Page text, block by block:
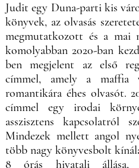
Judit egy Duna-parti kis
könyvek, az olvasás
megmutatkozott és a
komolyabban 2020-ban
ben megjelent az első
címmel, amely a maffia
romantikára éhes olvasót.
címmel egy irodai
asszisztens kapcsolatról
Mindezek mellett angol
több nagy könyvesbolt
8 órás hivatali állása,